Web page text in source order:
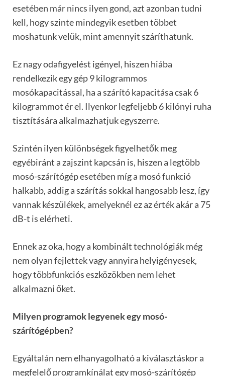
esetében már nincs ilyen gond, azt azonban tudni
kell, hogy szinte mindegyik esetben többet
moshatunk velük, mint amennyit száríthatunk.
Ez nagy odafigyelést igényel, hiszen hiába
rendelkezik egy gép 9 kilogrammos
mosókapacitással, ha a szárító kapacitása csak 6
kilogrammot ér el. Ilyenkor legfeljebb 6 kilónyi ruha
tisztítására alkalmazhatjuk egyszerre.
Szintén ilyen különbségek figyelhetők meg
egyébiránt a zajszint kapcsán is, hiszen a legtöbb
mosó-szárítógép esetében míg a mosó funkció
halkabb, addig a szárítás sokkal hangosabb lesz, így
vannak készülékek, amelyeknél ez az érték akár a 75
dB-t is elérheti.
Ennek az oka, hogy a kombinált technológiák még
nem olyan fejlettek vagy annyira helyigényesek,
hogy többfunkciós eszközökben nem lehet
alkalmazni őket.
Milyen programok legyenek egy mosó-
szárítógépben?
Egyáltalán nem elhanyagolható a kiválasztáskor a
megfelelő programkínálat egy mosó-szárítógép